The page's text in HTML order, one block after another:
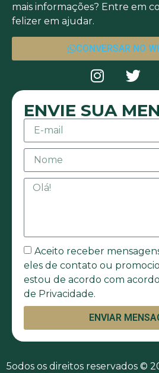
mais informações? Entre em
felizer em ajudar.
CONVERSAR NO
ENVIE SUA
Aceito receber
eles de contato ou
estou de acordo com
de Privacidade.
ENVIAR
5odos os direitos reservados ©